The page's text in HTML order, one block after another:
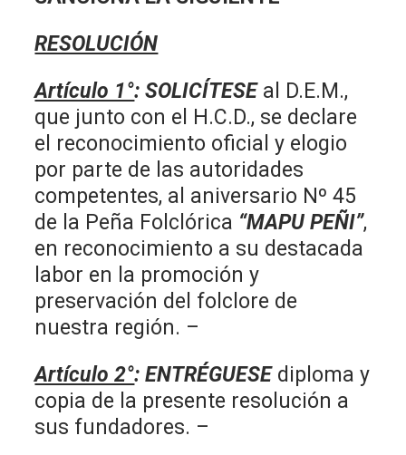
RESOLUCIÓN
Artículo 1°: SOLICÍTESEal D.E.M.,
que junto con el H.C.D., se declare
el reconocimiento oficial y elogio
por parte de las autoridades
competentes, al aniversario Nº 45
de la Peña Folclórica “MAPU PEÑI”,
en reconocimiento a su destacada
labor en la promoción y
preservación del folclore de
nuestra región. –
Artículo 2°: ENTRÉGUESEdiploma y
copia de la presente resolución a
sus fundadores. –